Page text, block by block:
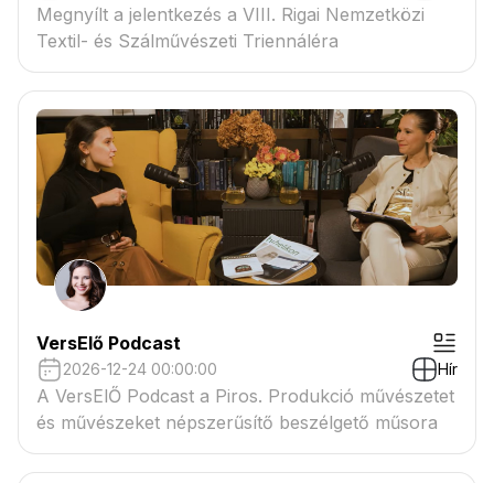
Megnyílt a jelentkezés a VIII. Rigai Nemzetközi
Textil- és Szálművészeti Triennáléra
VersElő Podcast
2026-12-24 00:00:00 Hír
A VersElŐ Podcast a Piros. Produkció művészetet
és művészeket népszerűsítő beszélgető műsora